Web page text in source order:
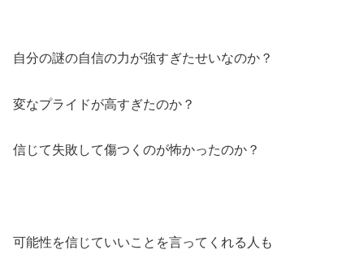
自分の謎の自信の力が強すぎたせいなのか？
変なプライドが高すぎたのか？
信じて失敗して傷つくのが怖かったのか？
可能性を信じていいことを言ってくれる人も